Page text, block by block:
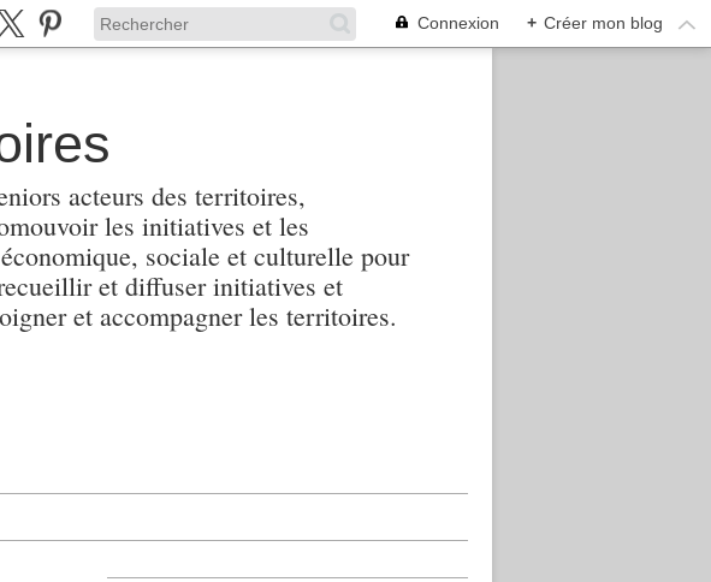
Connexion + Créer mon blog
acteurs des territoires,
les initiatives et les
sociale et culturelle pour
et diffuser initiatives et
et accompagner les territoires.